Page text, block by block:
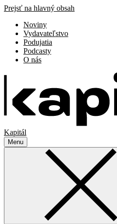
Prejsť na hlavný obsah
Noviny
Vydavateľstvo
Podujatia
Podcasty
O nás
Kapitál
Menu